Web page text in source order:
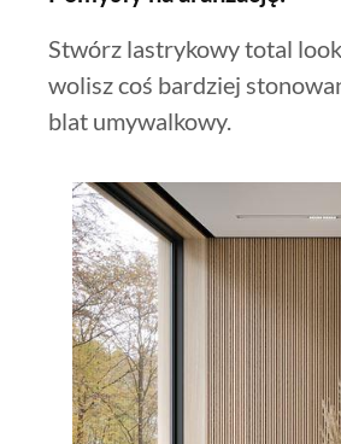
Stwórz lastrykowy total
wolisz coś bardziej
blat umywalkowy.